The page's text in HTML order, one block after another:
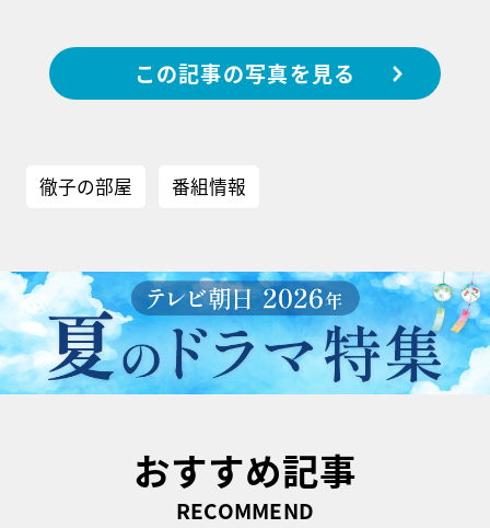
この記事の写真を見る
徹子の部屋 番組情報
おすすめ記事
RECOMMEND